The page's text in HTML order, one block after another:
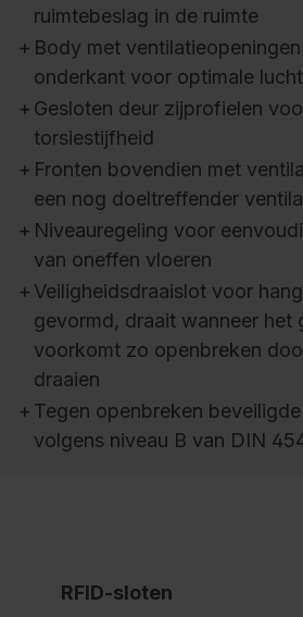
ruimtebeslag in de ruimte
+ Body met
onderkant voor optimale
+ Gesloten deur zijprofielen
torsiestijfheid
+ Fronten bovendien met
een nog doeltreffender
+ Niveauregeling voor
van oneffen vloeren
+ Veiligheidsdraaislot voor
gevormd, draait wanneer het
voorkomt zo openbreken
draaien
+ Tegen openbreken
volgens niveau B van DIN
RFID-sloten